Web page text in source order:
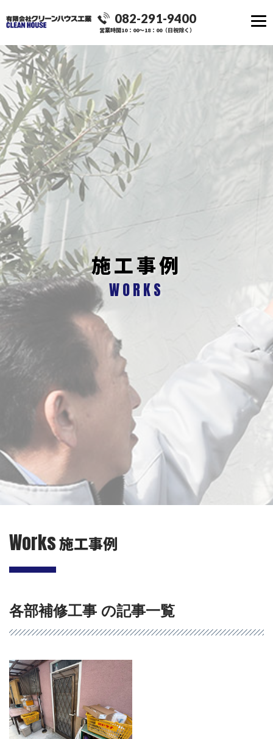
082-291-9400
営業時間10：00～18：00（日祝除く）
選ばれる理由
施工事例
施工事例
WORKS
Works施工事例
各部補修工事 の記事一覧